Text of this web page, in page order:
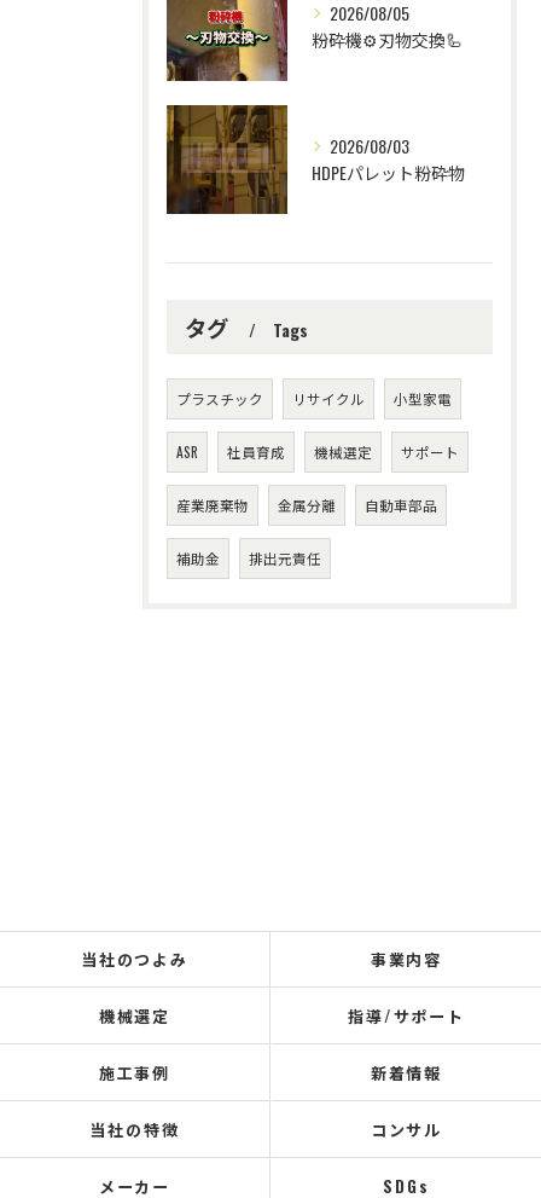
2026/08/05
粉砕機⚙️刃物交換🦾
2026/08/03
HDPEパレット粉砕物
タグ Tags
プラスチック リサイクル 小型家電
ASR 社員育成 機械選定 サポート
産業廃棄物 金属分離 自動車部品
補助金 排出元責任
当社のつよみ 事業内容
機械選定 指導/サポート
施工事例 新着情報
当社の特徴 コンサル
メーカー SDGs